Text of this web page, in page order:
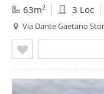
63m2 3 Loc
Via Dante Gaetano